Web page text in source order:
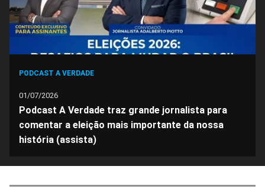
PODCAST A VERDADE
01/07/2026
Podcast A Verdade traz grande jornalista para
comentar a eleição mais importante da nossa
história (assista)